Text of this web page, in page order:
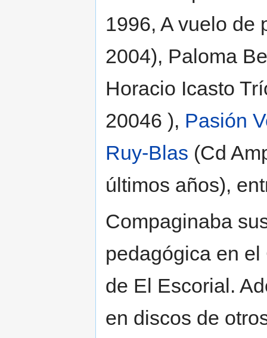
1996, A vuelo de
2004), Paloma
Horacio Icasto
20046 ), Pasión
Ruy-Blas (Cd
últimos años),
Compaginaba
pedagógica en
de El Escorial.
en discos de